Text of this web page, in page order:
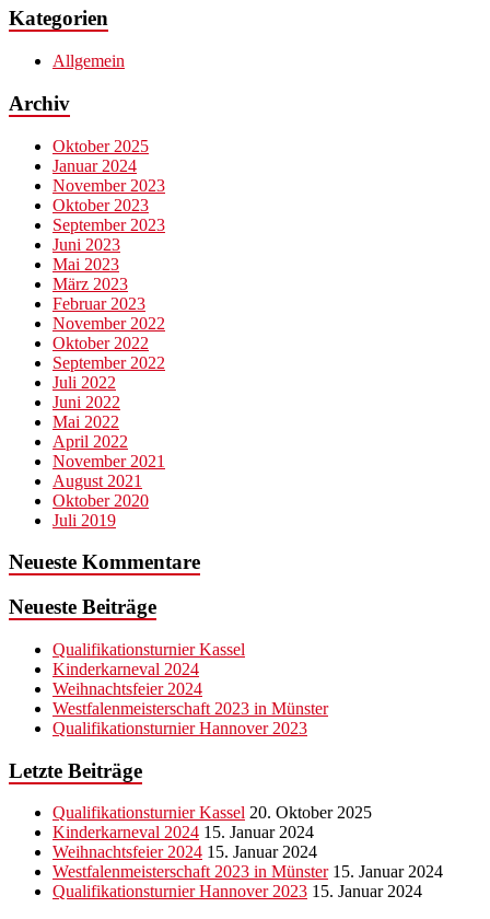
Kategorien
Allgemein
Archiv
Oktober 2025
Januar 2024
November 2023
Oktober 2023
September 2023
Juni 2023
Mai 2023
März 2023
Februar 2023
November 2022
Oktober 2022
September 2022
Juli 2022
Juni 2022
Mai 2022
April 2022
November 2021
August 2021
Oktober 2020
Juli 2019
Neueste Kommentare
Neueste Beiträge
Qualifikationsturnier Kassel
Kinderkarneval 2024
Weihnachtsfeier 2024
Westfalenmeisterschaft 2023 in Münster
Qualifikationsturnier Hannover 2023
Letzte Beiträge
Qualifikationsturnier Kassel 20. Oktober 2025
Kinderkarneval 2024 15. Januar 2024
Weihnachtsfeier 2024 15. Januar 2024
Westfalenmeisterschaft 2023 in Münster 15. Januar 2024
Qualifikationsturnier Hannover 2023 15. Januar 2024